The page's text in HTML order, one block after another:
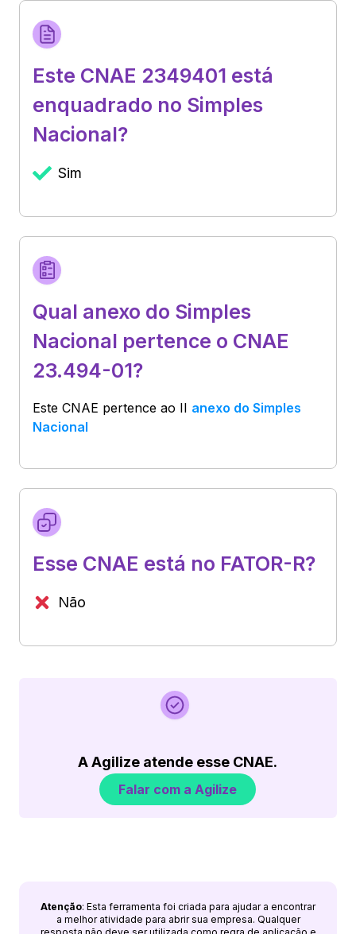
Este CNAE 2349401 está
enquadrado no Simples
Nacional?
Sim
Qual anexo do Simples
Nacional pertence o CNAE
23.494-01?
Este CNAE pertence ao II anexo do Simples
Nacional
Esse CNAE está no FATOR-R?
Não
A Agilize atende esse CNAE.
Falar com a Agilize
Atenção: Esta ferramenta foi criada para ajudar a encontrar
a melhor atividade para abrir sua empresa. Qualquer